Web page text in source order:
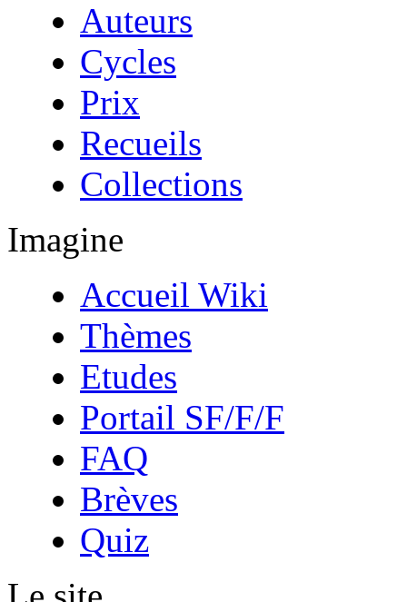
Auteurs
Cycles
Prix
Recueils
Collections
Imagine
Accueil Wiki
Thèmes
Etudes
Portail SF/F/F
FAQ
Brèves
Quiz